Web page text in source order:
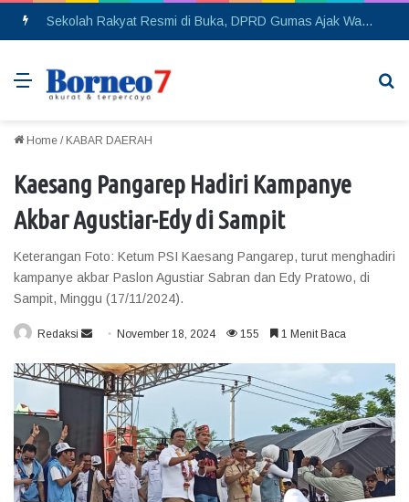
MTQ XIX, Hadits XIX dan FSQ Kabupaten Seruyan 2026 Resmi Dibuka, Kapolres Seruyan Siap Berikan Rasa Aman kepada Masyarakat
Menu
Home / KABAR DAERAH
Kaesang Pangarep Hadiri Kampanye
Akbar Agustiar-Edy di Sampit
Keterangan Foto: Ketum PSI Kaesang Pangarep, turut menghadiri
kampanye akbar Paslon Agustiar Sabran dan Edy Pratowo, di
Sampit, Minggu (17/11/2024).
Redaksi
n
e
m
November 18, 2024 155 1 Menit Baca